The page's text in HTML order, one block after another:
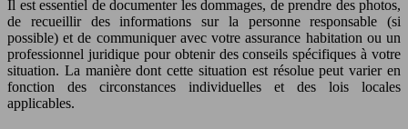
Il est essentiel de documenter les dommages, de prendre des photos,
de recueillir des informations sur la personne responsable (si
possible) et de communiquer avec votre assurance habitation ou un
professionnel juridique pour obtenir des conseils spécifiques à votre
situation. La manière dont cette situation est résolue peut varier en
fonction des circonstances individuelles et des lois locales
applicables.